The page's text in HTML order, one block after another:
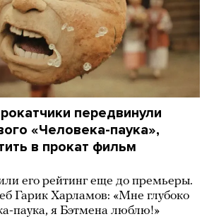
передвинули
«Человека-паука»,
в прокат фильм
его рейтинг еще до премьеры.
Гарик Харламов: «Мне глубоко
паука, я Бэтмена люблю!»